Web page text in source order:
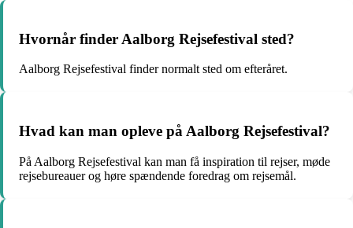
Hvornår finder Aalborg Rejsefestival sted?
Aalborg Rejsefestival finder normalt sted om efteråret.
Hvad kan man opleve på Aalborg Rejsefestival?
På Aalborg Rejsefestival kan man få inspiration til rejser, møde
rejsebureauer og høre spændende foredrag om rejsemål.